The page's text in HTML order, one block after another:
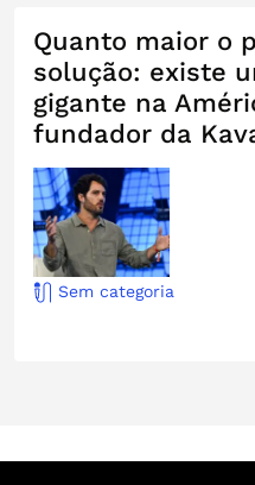
Quanto maior o
solução: existe
gigante na
fundador da
Sem categoria